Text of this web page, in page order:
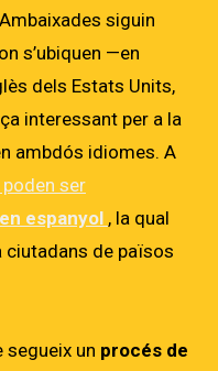
siguin
s’ubiquen —en
dels Estats Units,
interessant per a la
ambdós idiomes. A
ser
espanyol , la qual
ciutadans de països
segueix un procés de